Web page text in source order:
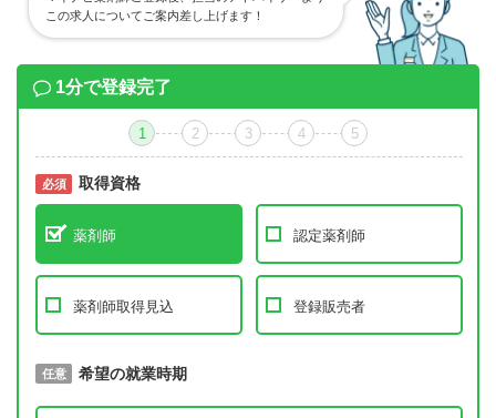
この求人についてご案内差し上げます！
1分で登録完了
1 2 3 4 5
必須 取得資格
薬剤師 認定薬剤師
薬剤師取得見込 登録販売者
必須 取得予定年
任意 希望の就業時期